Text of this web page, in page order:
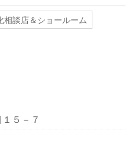
相談店＆ショールーム
５－７